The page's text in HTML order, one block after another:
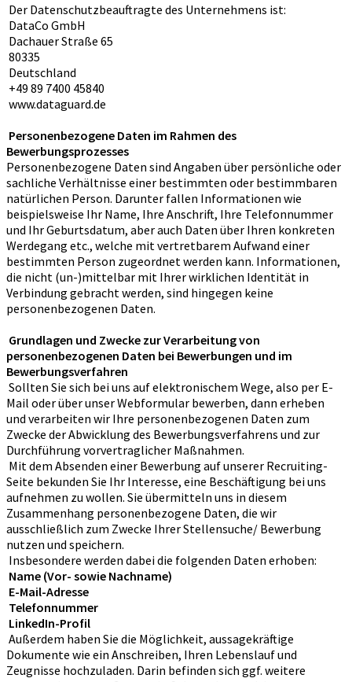
Der Datenschutzbeauftragte des Unternehmens ist:
DataCo GmbH
Dachauer Straße 65
80335
Deutschland
+49 89 7400 45840
www.dataguard.de
Personenbezogene Daten im Rahmen des
Bewerbungsprozesses
Personenbezogene Daten sind Angaben über persönliche oder
sachliche Verhältnisse einer bestimmten oder bestimmbaren
natürlichen Person. Darunter fallen Informationen wie
beispielsweise Ihr Name, Ihre Anschrift, Ihre Telefonnummer
und Ihr Geburtsdatum, aber auch Daten über Ihren konkreten
Werdegang etc., welche mit vertretbarem Aufwand einer
bestimmten Person zugeordnet werden kann. Informationen,
die nicht (un-)mittelbar mit Ihrer wirklichen Identität in
Verbindung gebracht werden, sind hingegen keine
personenbezogenen Daten.
Grundlagen und Zwecke zur Verarbeitung von
personenbezogenen Daten bei Bewerbungen und im
Bewerbungsverfahren
Sollten Sie sich bei uns auf elektronischem Wege, also per E-
Mail oder über unser Webformular bewerben, dann erheben
und verarbeiten wir Ihre personenbezogenen Daten zum
Zwecke der Abwicklung des Bewerbungsverfahrens und zur
Durchführung vorvertraglicher Maßnahmen.
Mit dem Absenden einer Bewerbung auf unserer Recruiting-
Seite bekunden Sie Ihr Interesse, eine Beschäftigung bei uns
aufnehmen zu wollen. Sie übermitteln uns in diesem
Zusammenhang personenbezogene Daten, die wir
ausschließlich zum Zwecke Ihrer Stellensuche/ Bewerbung
nutzen und speichern.
Insbesondere werden dabei die folgenden Daten erhoben:
Name (Vor- sowie Nachname)
E-Mail-Adresse
Telefonnummer
LinkedIn-Profil
Außerdem haben Sie die Möglichkeit, aussagekräftige
Dokumente wie ein Anschreiben, Ihren Lebenslauf und
Zeugnisse hochzuladen. Darin befinden sich ggf. weitere